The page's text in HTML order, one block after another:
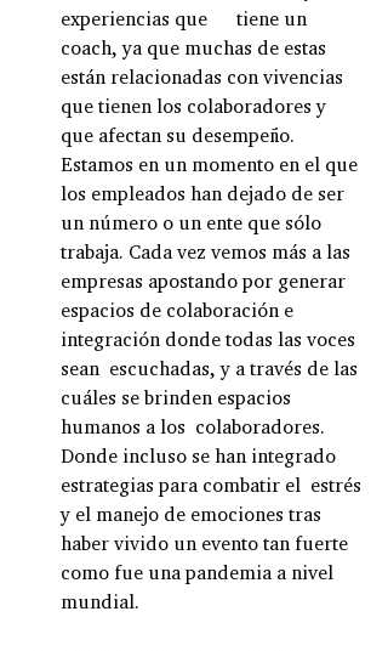
experiencias que      tiene un
coach, ya que muchas de estas
están relacionadas con vivencias
que tienen los colaboradores y
que afectan su desempeño.
Estamos en un momento en el que
los empleados han dejado de ser
un número o un ente que sólo
trabaja. Cada vez vemos más a las
empresas apostando por generar
espacios de colaboración e
integración donde todas las voces
sean  escuchadas, y a través de las
cuáles se brinden espacios
humanos a los  colaboradores.
Donde incluso se han integrado
estrategias para combatir el  estrés
y el manejo de emociones tras
haber vivido un evento tan fuerte
como fue una pandemia a nivel
mundial.